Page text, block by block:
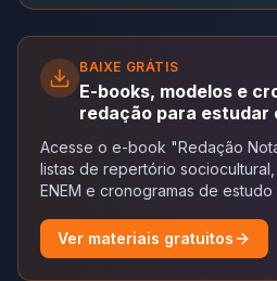
BAIXE GRÁTIS
E-books, modelos e
redação para estudar
Acesse o e-book "Redação
listas de repertório
ENEM e cronogramas de
Ver materiais gratuitos